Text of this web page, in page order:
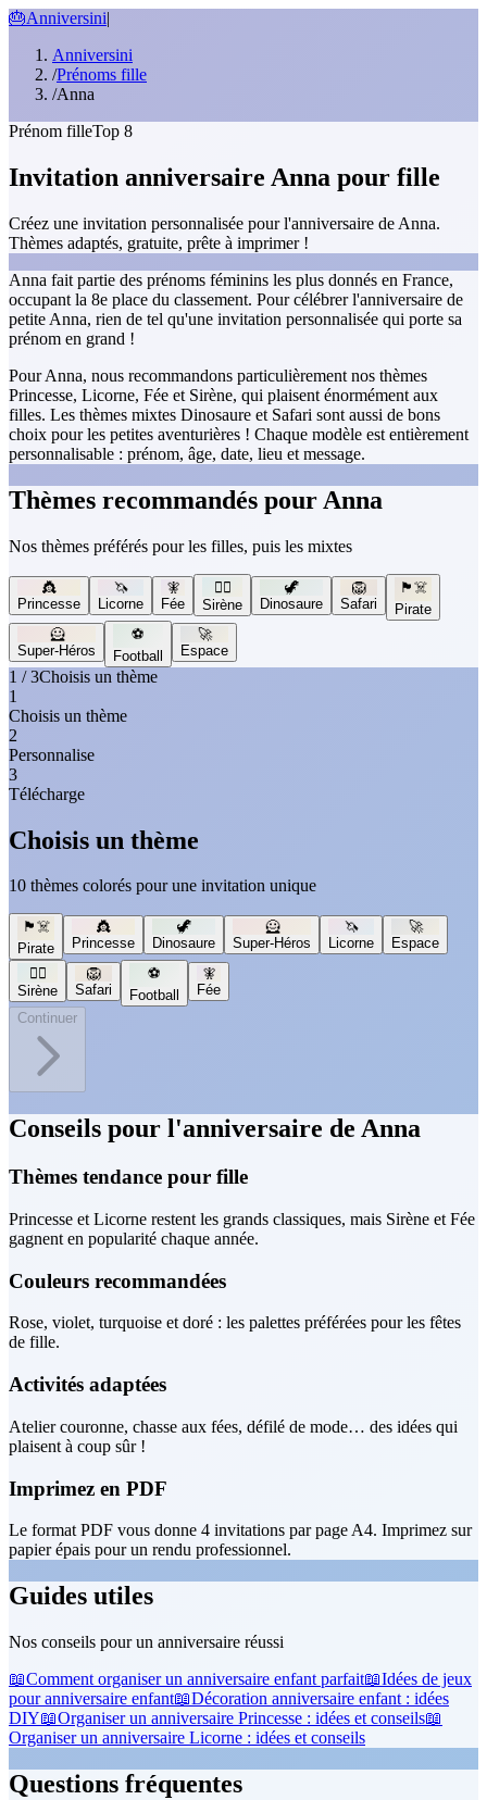
🎂Anniversini|
Anniversini
/Prénoms fille
/Anna
Prénom filleTop 8
Invitation anniversaire Anna pour fille
Créez une invitation personnalisée pour l'anniversaire de Anna.
Thèmes adaptés, gratuite, prête à imprimer !
Anna fait partie des prénoms féminins les plus donnés en France,
occupant la 8e place du classement. Pour célébrer l'anniversaire de
petite Anna, rien de tel qu'une invitation personnalisée qui porte sa
prénom en grand !
Pour Anna, nous recommandons particulièrement nos thèmes
Princesse, Licorne, Fée et Sirène, qui plaisent énormément aux
filles. Les thèmes mixtes Dinosaure et Safari sont aussi de bons
choix pour les petites aventurières ! Chaque modèle est entièrement
personnalisable : prénom, âge, date, lieu et message.
Thèmes recommandés pour Anna
Nos thèmes préférés pour les filles, puis les mixtes
👸
Princesse
🦄
Licorne
🧚
Fée
🧜‍♀️
Sirène
🦖
Dinosaure
🦁
Safari
🏴‍☠️
Pirate
🦸
Super-Héros
⚽
Football
🚀
Espace
1 / 3Choisis un thème
1
Choisis un thème
2
Personnalise
3
Télécharge
Choisis un thème
10 thèmes colorés pour une invitation unique
🏴‍☠️
Pirate
👸
Princesse
🦖
Dinosaure
🦸
Super-Héros
🦄
Licorne
🚀
Espace
🧜‍♀️
Sirène
🦁
Safari
⚽
Football
🧚
Fée
Continuer
Conseils pour l'anniversaire de Anna
Thèmes tendance pour fille
Princesse et Licorne restent les grands classiques, mais Sirène et Fée
gagnent en popularité chaque année.
Couleurs recommandées
Rose, violet, turquoise et doré : les palettes préférées pour les fêtes
de fille.
Activités adaptées
Atelier couronne, chasse aux fées, défilé de mode… des idées qui
plaisent à coup sûr !
Imprimez en PDF
Le format PDF vous donne 4 invitations par page A4. Imprimez sur
papier épais pour un rendu professionnel.
Guides utiles
Nos conseils pour un anniversaire réussi
📖Comment organiser un anniversaire enfant parfait📖Idées de jeux
pour anniversaire enfant📖Décoration anniversaire enfant : idées
DIY📖Organiser un anniversaire Princesse : idées et conseils📖
Organiser un anniversaire Licorne : idées et conseils
Questions fréquentes